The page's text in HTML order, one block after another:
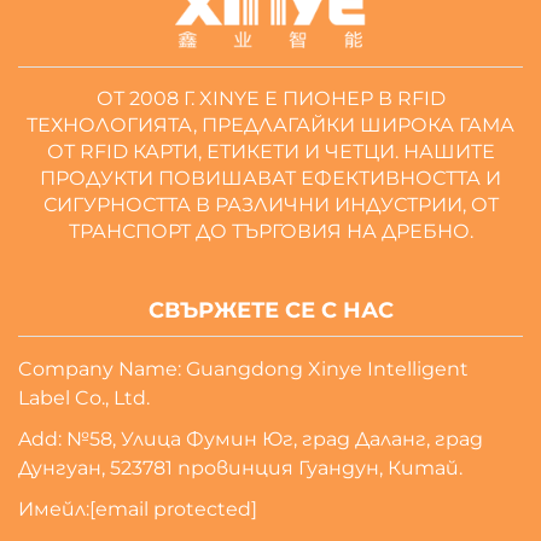
ОТ 2008 Г. XINYE Е ПИОНЕР В RFID
ТЕХНОЛОГИЯТА, ПРЕДЛАГАЙКИ ШИРОКА ГАМА
ОТ RFID КАРТИ, ЕТИКЕТИ И ЧЕТЦИ. НАШИТЕ
ПРОДУКТИ ПОВИШАВАТ ЕФЕКТИВНОСТТА И
СИГУРНОСТТА В РАЗЛИЧНИ ИНДУСТРИИ, ОТ
ТРАНСПОРТ ДО ТЪРГОВИЯ НА ДРЕБНО.
СВЪРЖЕТЕ СЕ С НАС
Company Name: Guangdong Xinye Intelligent
Label Co., Ltd.
Add: №58, Улица Фумин Юг, град Даланг, град
Дунгуан, 523781 провинция Гуандун, Китай.
Имейл:[email protected]